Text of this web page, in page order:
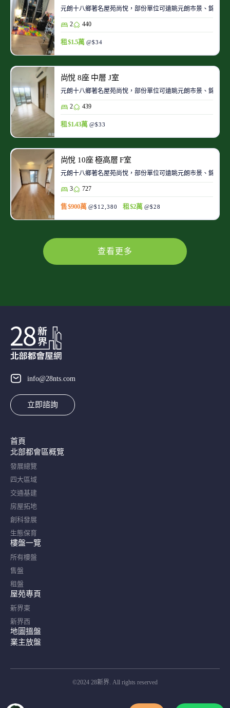
元朗十八鄉著名屋苑尚悅，部份單位可遠眺元朗市景、錦田
2 440
租 $1.5萬 @$34
尚悅 8座 中層 J室
元朗十八鄉著名屋苑尚悅，部份單位可遠眺元朗市景、錦田
2 439
租 $1.43萬 @$33
尚悅 10座 極高層 F室
元朗十八鄉著名屋苑尚悅，部份單位可遠眺元朗市景、錦田
3 727
售 $900萬 @$12,380 租 $2萬 @$28
查看更多
info@28nts.com
立即諮詢
首頁
北部都會區概覽​
發展總覽
四大區域
交通基建
房屋拓地
創科發展
生態保育
樓盤一覽
所有樓盤
售盤
租盤
屋苑專頁
新界東
新界西
地圖搵盤
業主放盤
©2024 28新界. All rights reserved